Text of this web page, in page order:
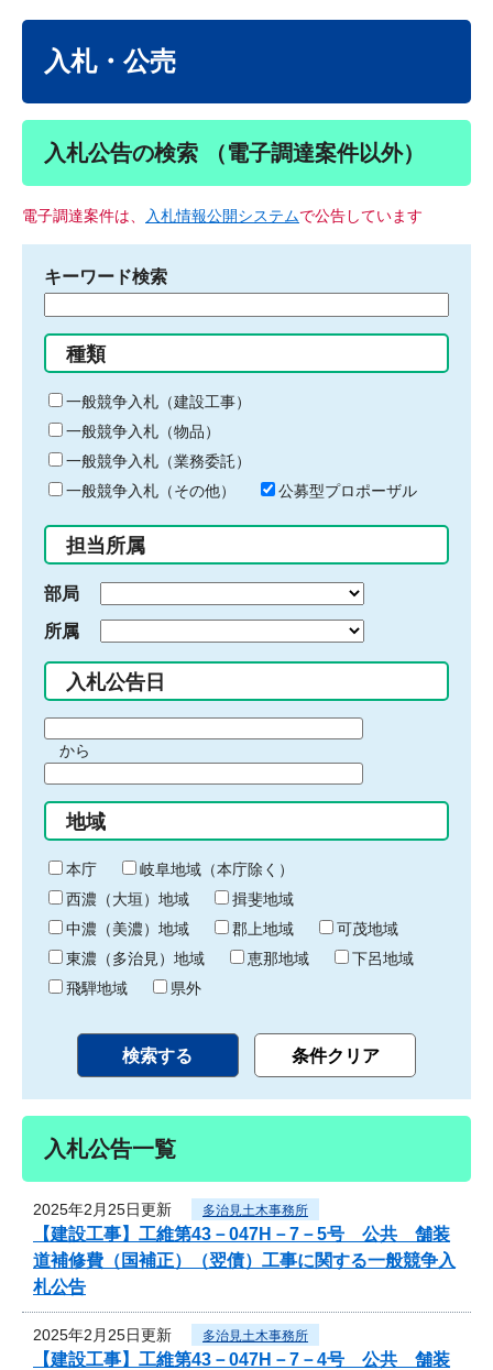
入札・公売
入札公告の検索 （電子調達案件以外）
電子調達案件は、 入札情報公開システムで公告しています
キーワード検索
る
キ
ー
ワ
ー
ド
入
力
種類
一般競争入札（建設工事）
一般競争入札（物品）
一般競争入札（業務委託）
一般競争入札（その他）
公募型プロポーザル
担当所属
部局
所属
入札公告日
間
始
り
から
間
終
わ
り
地域
本庁
岐阜地域（本庁除く）
西濃（大垣）地域
揖斐地域
中濃（美濃）地域
郡上地域
可茂地域
東濃（多治見）地域
恵那地域
下呂地域
飛騨地域
県外
入札公告一覧
2025年2月25日更新 多治見土木事務所
【建設工事】工維第43－047H－7－5号 公共 舗装
道補修費（国補正）（翌債）工事に関する一般競争入
札公告
2025年2月25日更新 多治見土木事務所
【建設工事】工維第43－047H－7－4号 公共 舗装